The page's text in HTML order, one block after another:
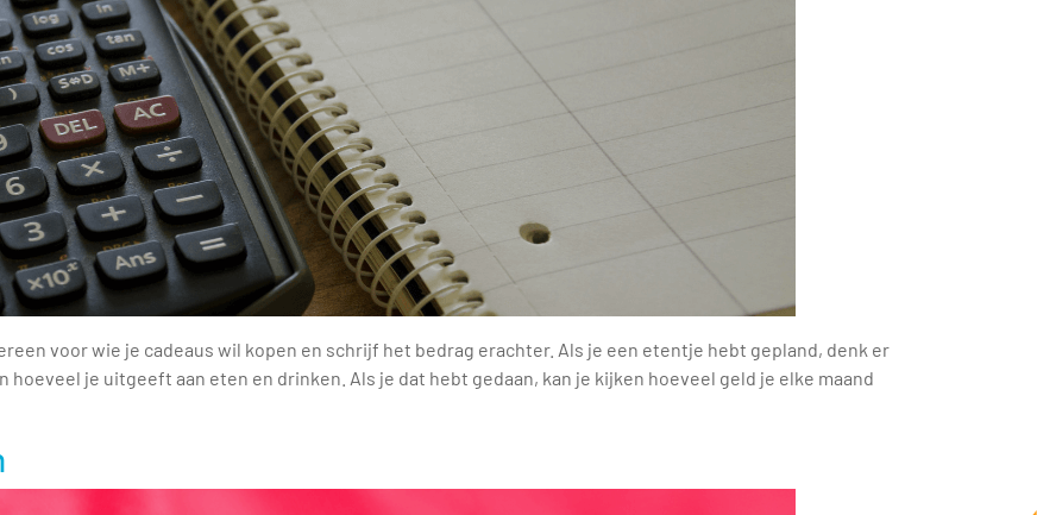
voor wie je cadeaus wil kopen en schrijf het bedrag erachter. Als je een etentje hebt gepland, denk er
hoeveel je uitgeeft aan eten en drinken. Als je dat hebt gedaan, kan je kijken hoeveel geld je elke maand